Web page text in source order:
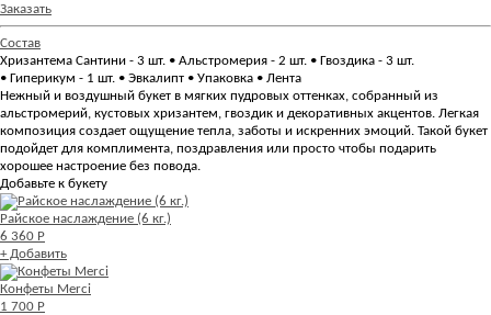
Заказать
Состав
Хризантема Сантини - 3 шт. • Альстромерия - 2 шт. • Гвоздика - 3 шт.
• Гиперикум - 1 шт. • Эвкалипт • Упаковка • Лента
Нежный и воздушный букет в мягких пудровых оттенках, собранный из
альстромерий, кустовых хризантем, гвоздик и декоративных акцентов. Легкая
композиция создает ощущение тепла, заботы и искренних эмоций. Такой букет
подойдет для комплимента, поздравления или просто чтобы подарить
хорошее настроение без повода.
Добавьте к букету
Райское наслаждение (6 кг.)
6 360 Р
+ Добавить
Конфеты Merci
1 700 Р